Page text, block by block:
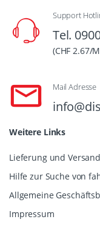
Support
Tel.
(CHF 2.67/
Mail Adresse
Weitere Links
Lieferung und
Hilfe zur Suche von
Allgemeine
Impressum